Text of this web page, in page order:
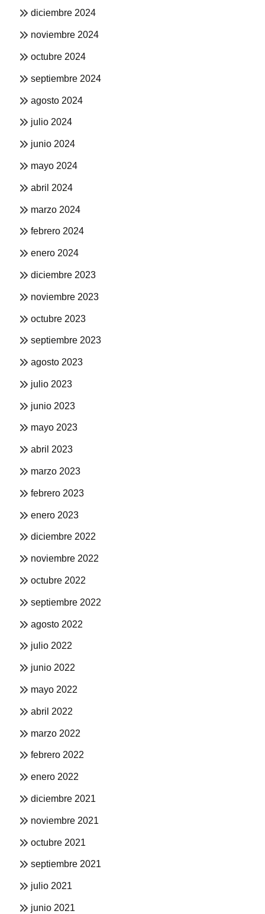
diciembre 2024
noviembre 2024
octubre 2024
septiembre 2024
agosto 2024
julio 2024
junio 2024
mayo 2024
abril 2024
marzo 2024
febrero 2024
enero 2024
diciembre 2023
noviembre 2023
octubre 2023
septiembre 2023
agosto 2023
julio 2023
junio 2023
mayo 2023
abril 2023
marzo 2023
febrero 2023
enero 2023
diciembre 2022
noviembre 2022
octubre 2022
septiembre 2022
agosto 2022
julio 2022
junio 2022
mayo 2022
abril 2022
marzo 2022
febrero 2022
enero 2022
diciembre 2021
noviembre 2021
octubre 2021
septiembre 2021
julio 2021
junio 2021